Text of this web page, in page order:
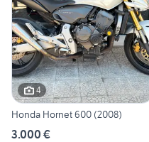
4
Honda Hornet 600 (2008)
3.000 €